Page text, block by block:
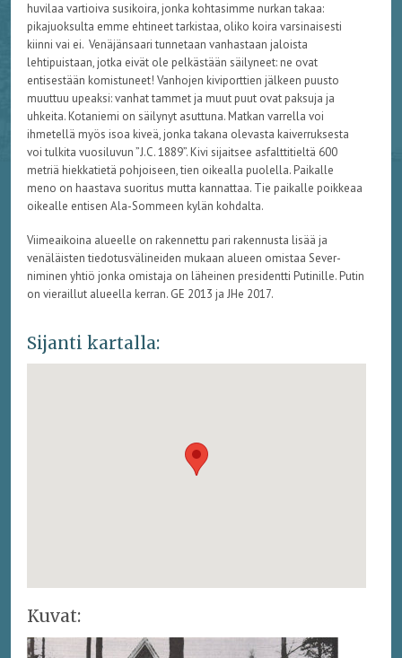
huvilaa vartioiva susikoira, jonka kohtasimme nurkan takaa:
pikajuoksulta emme ehtineet tarkistaa, oliko koira varsinaisesti
kiinni vai ei. Venäjänsaari tunnetaan vanhastaan jaloista
lehtipuistaan, jotka eivät ole pelkästään säilyneet: ne ovat
entisestään komistuneet! Vanhojen kiviporttien jälkeen puusto
muuttuu upeaksi: vanhat tammet ja muut puut ovat paksuja ja
uhkeita. Kotaniemi on säilynyt asuttuna. Matkan varrella voi
ihmetellä myös isoa kiveä, jonka takana olevasta kaiverruksesta
voi tulkita vuosiluvun ”J.C. 1889”. Kivi sijaitsee asfalttitieltä 600
metriä hiekkatietä pohjoiseen, tien oikealla puolella. Paikalle
meno on haastava suoritus mutta kannattaa. Tie paikalle poikkeaa
oikealle entisen Ala-Sommeen kylän kohdalta.
Viimeaikoina alueelle on rakennettu pari rakennusta lisää ja
venäläisten tiedotusvälineiden mukaan alueen omistaa Sever-
niminen yhtiö jonka omistaja on läheinen presidentti Putinille. Putin
on vieraillut alueella kerran. GE 2013 ja JHe 2017.
Sijanti kartalla:
Kuvat: